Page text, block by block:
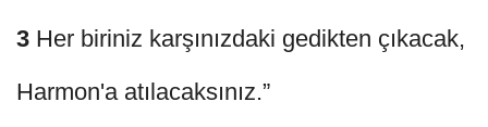
3 Her biriniz karşınızdaki gedikten çıkacak,
Harmon'a atılacaksınız.”